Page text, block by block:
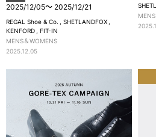
2025/12/05～ 2025/12/21
REGAL Shoe & Co.
SHETLANDFOX
KENFORD
FIT-IN
MENS＆WOMENS
2025.12.05